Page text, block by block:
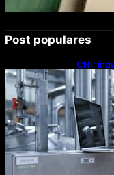
Post populares
CNI: